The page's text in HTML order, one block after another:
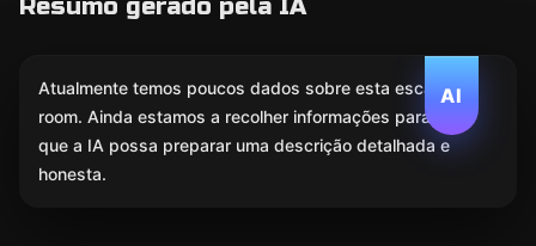
Resumo gerado pela IA
AI
Atualmente temos poucos dados sobre esta escape
room. Ainda estamos a recolher informações para
que a IA possa preparar uma descrição detalhada e
honesta.